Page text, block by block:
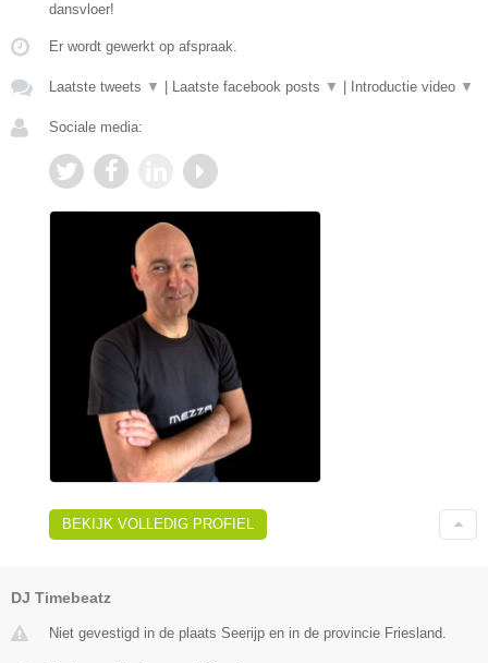
dansvloer!
Er wordt gewerkt op afspraak.
Laatste tweets ▼ Laatste facebook posts ▼ Introductie video ▼
Sociale media:
BEKIJK VOLLEDIG PROFIEL
DJ Timebeatz
Niet gevestigd in de plaats Seerijp en in de provincie Friesland.